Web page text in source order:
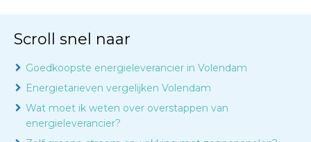
Scroll snel naar
Goedkoopste energieleverancier in Volendam
Energietarieven vergelijken Volendam
Wat moet ik weten over overstappen van
energieleverancier?